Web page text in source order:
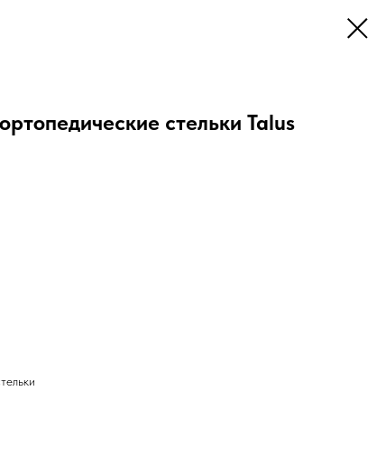
стельки Talus